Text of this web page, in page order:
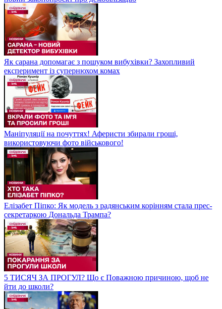
Як сарана допомагає з пошуком вибухівки? Захопливий
експеримент із супернюхом комах
Маніпуляції на почуттях! Аферисти збирали гроші,
використовуючи фото військового!
Елізабет Піпко: Як модель з радянським корінням стала прес-
секретаркою Дональда Трампа?
5 ТИСЯЧ ЗА ПРОГУЛ? Що є Поважною причиною, щоб не
йти до школи?